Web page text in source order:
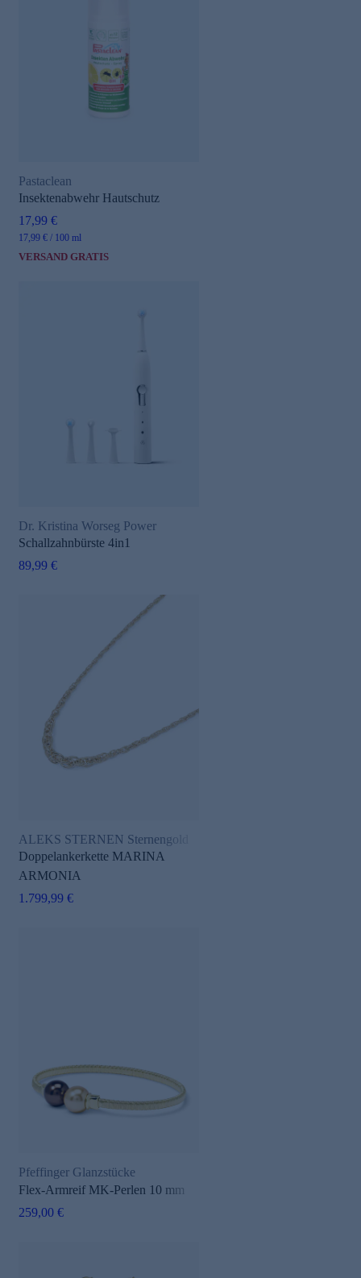
Pastaclean
Insektenabwehr Hautschutz
17,99 €
17,99 € / 100 ml
VERSAND GRATIS
Dr. Kristina Worseg Power
Schallzahnbürste 4in1
89,99 €
ALEKS STERNEN Sternengold
Doppelankerkette MARINA
ARMONIA
1.799,99 €
Pfeffinger Glanzstücke
Flex-Armreif MK-Perlen 10 mm
259,00 €